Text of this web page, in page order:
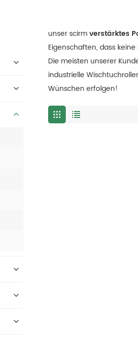
unser scirmverstärktes
Eigenschaften, dass
Die meisten unserer
industrielle
Wünschen erfolgen!